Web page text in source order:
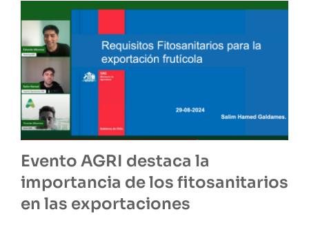
Evento AGRI destaca la
importancia de los fitosanitarios
en las exportaciones